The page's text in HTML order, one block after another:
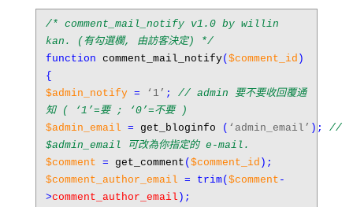
/* comment_mail_notify v1.0 by willin
kan. (有勾選欄, 由訪客決定) */
function comment_mail_notify( $comment_id )
{
$admin_notify = ‘1’ ;
// admin 要不要收回覆通
知 ( ‘1’=要 ; ‘0’=不要 )
$admin_email = get_bloginfo ( ‘admin_email’ );
//
$admin_email 可改為你指定的 e-mail.
$comment = get_comment ( $comment_id );
$comment_author_email = trim( $comment -
>comment_author_email );